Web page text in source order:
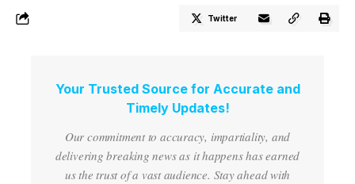
Twitter
Your Trusted Source for Accurate and
Timely Updates!
Our commitment to accuracy, impartiality, and
delivering breaking news as it happens has earned
us the trust of a vast audience. Stay ahead with